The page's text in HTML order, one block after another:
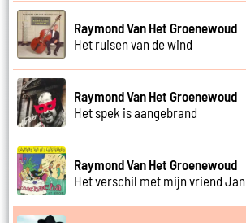
Raymond Van Het Groenewoud
Het ruisen van de wind
Raymond Van Het Groenewoud
Het spek is aangebrand
Raymond Van Het Groenewoud
Het verschil met mijn vriend Jan